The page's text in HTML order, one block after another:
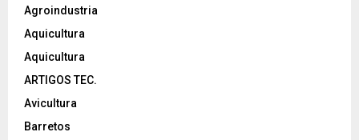
Agroindustria
Aquicultura
Aquicultura
ARTIGOS TEC.
Avicultura
Barretos